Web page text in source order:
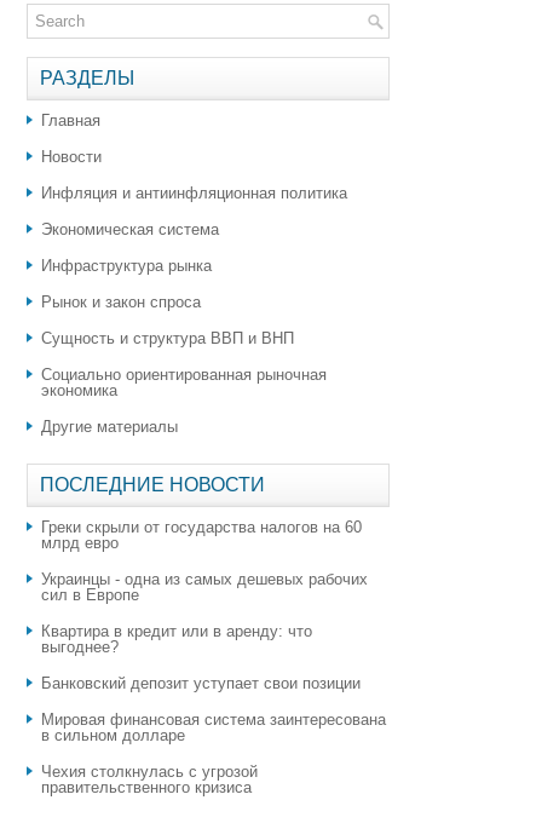
РАЗДЕЛЫ
Главная
Новости
Инфляция и антиинфляционная политика
Экономическая система
Инфраструктура рынка
Рынок и закон спроса
Сущность и структура ВВП и ВНП
Социально ориентированная рыночная
экономика
Другие материалы
ПОСЛЕДНИЕ НОВОСТИ
Греки скрыли от государства налогов на 60
млрд евро
Украинцы - одна из самых дешевых рабочих
сил в Европе
Квартира в кредит или в аренду: что
выгоднее?
​Банковский депозит уступает свои позиции
Мировая финансовая система заинтересована
в сильном долларе
Чехия столкнулась с угрозой
правительственного кризиса